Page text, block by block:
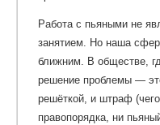
Работа с пьяными не
занятием. Но наша
ближним. В обществе,
решение проблемы —
решёткой, и штраф
правопорядка, ни